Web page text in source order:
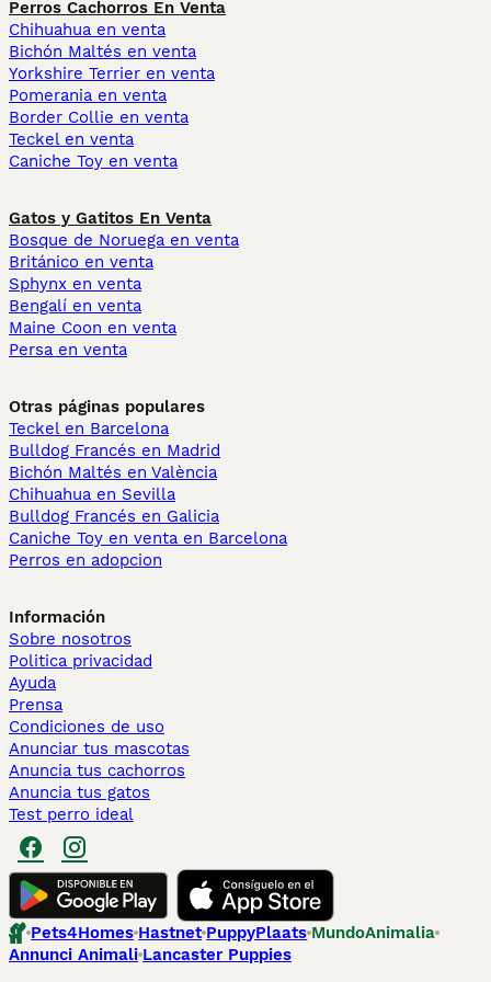
Perros Cachorros En Venta
Chihuahua en venta
Bichón Maltés en venta
Yorkshire Terrier en venta
Pomerania en venta
Border Collie en venta
Teckel en venta
Caniche Toy en venta
Gatos y Gatitos En Venta
Bosque de Noruega en venta
Británico en venta
Sphynx en venta
Bengalí en venta
Maine Coon en venta
Persa en venta
Otras páginas populares
Teckel en Barcelona
Bulldog Francés en Madrid
Bichón Maltés en València
Chihuahua en Sevilla
Bulldog Francés en Galicia
Caniche Toy en venta en Barcelona
Perros en adopcion
Información
Sobre nosotros
Politica privacidad
Ayuda
Prensa
Condiciones de uso
Anunciar tus mascotas
Anuncia tus cachorros
Anuncia tus gatos
Test perro ideal
Pets4Homes Hastnet PuppyPlaats MundoAnimalia
Annunci Animali Lancaster Puppies